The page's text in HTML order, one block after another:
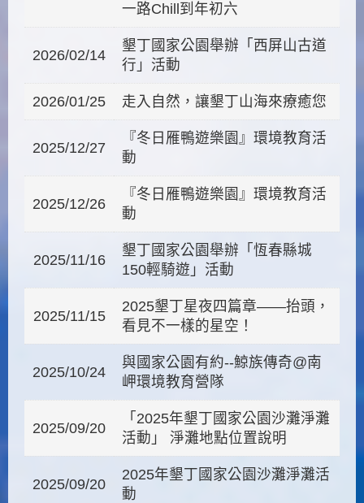
一路Chill到年初六
2026/02/14
墾丁國家公園舉辦「西屏山古道
行」活動
2026/01/25 走入自然，讓墾丁山海來療癒您
2025/12/27
『冬日雁鴨遊樂園』環境教育活
動
2025/12/26
『冬日雁鴨遊樂園』環境教育活
動
2025/11/16
墾丁國家公園舉辦「恆春縣城
150輕騎遊」活動
2025/11/15
2025墾丁星夜四篇章——抬頭，
看見不一樣的星空！
2025/10/24
與國家公園有約--鯨族傳奇@南
岬環境教育營隊
2025/09/20
「2025年墾丁國家公園沙灘淨灘
活動」 淨灘地點位置說明
2025/09/20
2025年墾丁國家公園沙灘淨灘活
動